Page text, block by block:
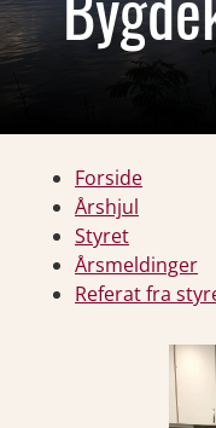
Forside
Årshjul
Styret
Årsmeldinger
Referat fra